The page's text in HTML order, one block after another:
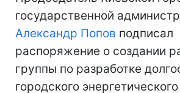
государственной
Александр Попов подписал
распоряжение о создании
группы по разработке
городского